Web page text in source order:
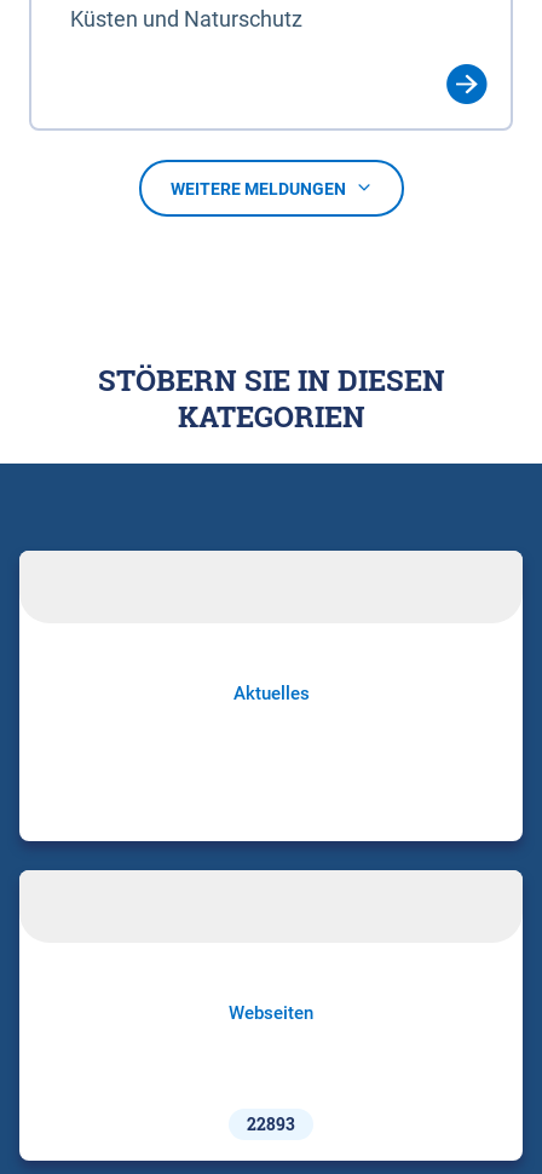
Küsten und Naturschutz
WEITERE MELDUNGEN
STÖBERN SIE IN DIESEN
KATEGORIEN
Aktuelles
Webseiten
22893